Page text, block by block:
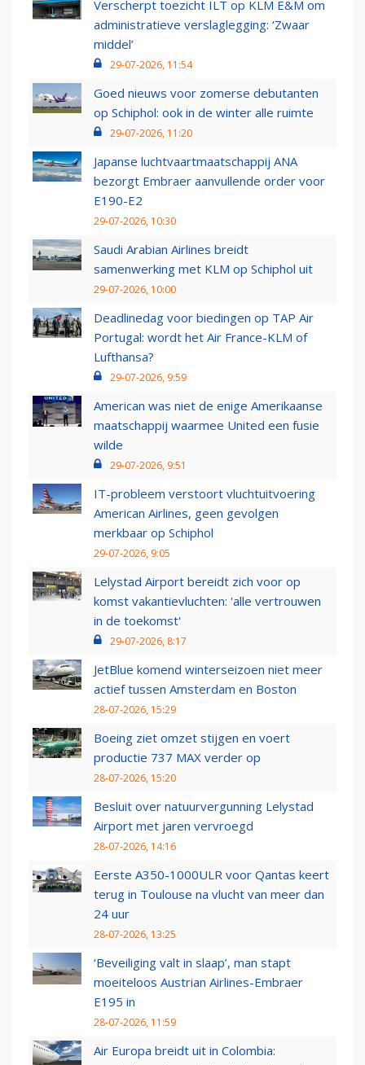
Verscherpt toezicht ILT op KLM E&M om
administratieve verslaglegging: ‘Zwaar
middel’
29-07-2026, 11:54
Goed nieuws voor zomerse debutanten
op Schiphol: ook in de winter alle ruimte
29-07-2026, 11:20
Japanse luchtvaartmaatschappij ANA
bezorgt Embraer aanvullende order voor
E190-E2
29-07-2026, 10:30
Saudi Arabian Airlines breidt
samenwerking met KLM op Schiphol uit
29-07-2026, 10:00
Deadlinedag voor biedingen op TAP Air
Portugal: wordt het Air France-KLM of
Lufthansa?
29-07-2026, 9:59
American was niet de enige Amerikaanse
maatschappij waarmee United een fusie
wilde
29-07-2026, 9:51
IT-probleem verstoort vluchtuitvoering
American Airlines, geen gevolgen
merkbaar op Schiphol
29-07-2026, 9:05
Lelystad Airport bereidt zich voor op
komst vakantievluchten: 'alle vertrouwen
in de toekomst'
29-07-2026, 8:17
JetBlue komend winterseizoen niet meer
actief tussen Amsterdam en Boston
28-07-2026, 15:29
Boeing ziet omzet stijgen en voert
productie 737 MAX verder op
28-07-2026, 15:20
Besluit over natuurvergunning Lelystad
Airport met jaren vervroegd
28-07-2026, 14:16
Eerste A350-1000ULR voor Qantas keert
terug in Toulouse na vlucht van meer dan
24 uur
28-07-2026, 13:25
‘Beveiliging valt in slaap’, man stapt
moeiteloos Austrian Airlines-Embraer
E195 in
28-07-2026, 11:59
Air Europa breidt uit in Colombia: